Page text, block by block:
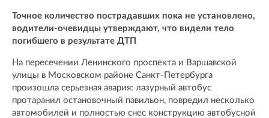
Точное количество пострадавших пока не установлено,
водители-очевидцы утверждают, что видели тело
погибшего в результате ДТП
На пересечении Ленинского проспекта и Варшавской
улицы в Московском районе Санкт-Петербурга
произошла серьезная авария: лазурный автобус
протаранил остановочный павильон, повредил несколько
автомобилей и полностью снес конструкцию автобусной